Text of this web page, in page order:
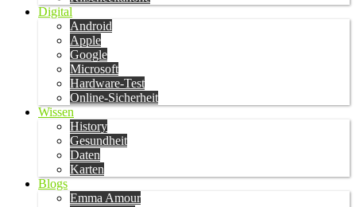
Digital
Android
Apple
Google
Microsoft
Hardware-Test
Online-Sicherheit
Wissen
History
Gesundheit
Daten
Karten
Blogs
Emma Amour